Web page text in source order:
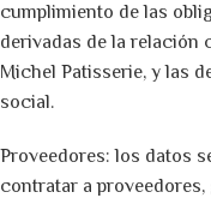
cumplimiento de las
derivadas de la relación
Michel Patisserie, y las
social.
Proveedores: los datos
contratar a